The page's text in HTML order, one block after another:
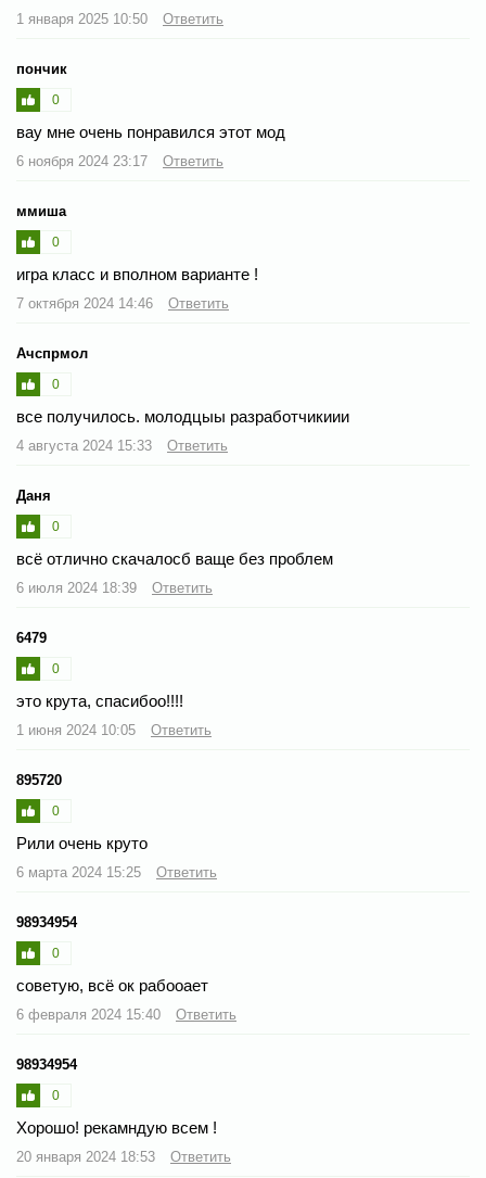
1 января 2025 10:50 Ответить
пончик
0
вау мне очень понравился этот мод
6 ноября 2024 23:17 Ответить
ммиша
0
игра класс и вполном варианте !
7 октября 2024 14:46 Ответить
Ачспрмол
0
все получилось. молодцыы разработчикиии
4 августа 2024 15:33 Ответить
Даня
0
всё отлично скачалосб ваще без проблем
6 июля 2024 18:39 Ответить
6479
0
это крута, спасибоо!!!!
1 июня 2024 10:05 Ответить
895720
0
Рили очень круто
6 марта 2024 15:25 Ответить
98934954
0
советую, всё ок рабооает
6 февраля 2024 15:40 Ответить
98934954
0
Хорошо! рекамндую всем !
20 января 2024 18:53 Ответить